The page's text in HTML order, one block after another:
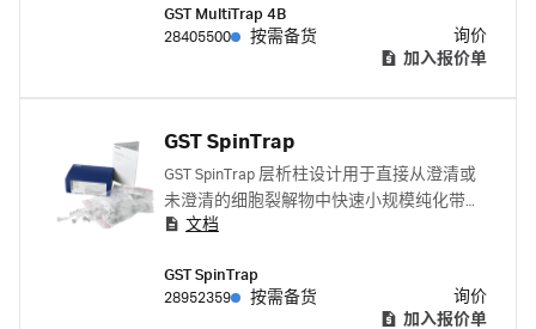
GST MultiTrap 4B
28405500
按需备货
询价
加入报价单
GST SpinTrap
GST SpinTrap 层析柱设计用于直接从澄清或
未澄清的细胞裂解物中快速小规模纯化带
GST 标签的蛋白质
文档
GST SpinTrap
28952359
按需备货
询价
加入报价单